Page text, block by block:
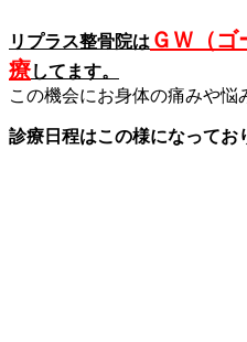
リプラス整骨院は ＧＷ（
療してます。
この機会にお身体の痛みや悩
診療日程はこの様になってお